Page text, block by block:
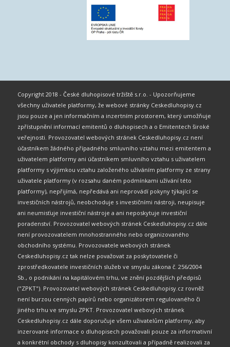
Copyright 2018 - České dluhopisové tržiště s.r.o. - Upozorňujeme
všechny uživatele platformy, že webové stránky Ceskedluhopisy.cz
jsou pouze a jen informačním a inzertním prostorem, který umožňuje
zpřístupnění informací emitentů o dluhopisech a o Emitentech široké
veřejnosti. Provozovatel webových stránek Ceskedluhopisy.cz není
účastníkem žádného případného smluvního vztahu mezi emitentem a
uživatelem platformy ani účastníkem smluvního vztahu s uživatelem
platformy s výjimkou vztahu založeného užíváním platformy ze strany
uživatele platformy (v rozsahu daném podmínkami užívání této
platformy), nepřijímá, nepředává ani neprovádí pokyny týkající se
investičních nástrojů, neobchoduje s investičními nástroji, neupisuje
ani neumisťuje investiční nástroje a ani neposkytuje investiční
poradenství. Provozovatel webových stránek Ceskedluhopisy.cz dále
není provozovatelem mnohostranného nebo organizovaného
obchodního systému. Provozovatele webových stránek
Ceskedluhopisy.cz tak nelze považovat za poskytovatele či
zprostředkovatele investičních služeb ve smyslu zákona č. 256/2004
Sb., o podnikání na kapitálovém trhu, ve znění pozdějších předpisů
("ZPKT"). Provozovatel webových stránek Ceskedluhopisy.cz rovněž
není burzou cenných papírů nebo organizátorem regulovaného či
jiného trhu ve smyslu ZPKT. Provozovatel webových stránek
Ceskedluhopisy.cz dále doporučuje všem uživatelům platformy, aby
inzerované informace o dluhopisech považovali pouze za informativní
a konkrétní obchody s dluhopisy konzultovali a případně realizovali za